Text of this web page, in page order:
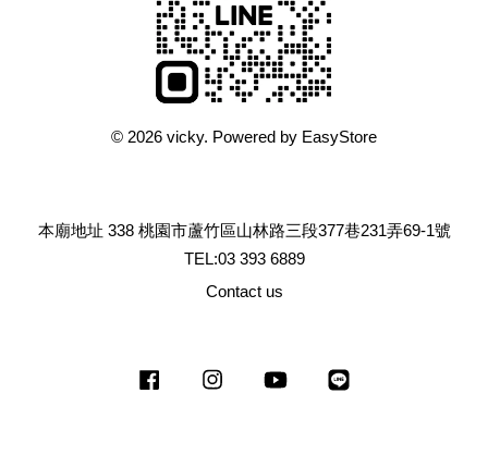
© 2026 vicky. Powered by EasyStore
本廟地址 338 桃園市蘆竹區山林路三段377巷231弄69-1號
TEL:03 393 6889
Contact us
Facebook Instagram YouTube